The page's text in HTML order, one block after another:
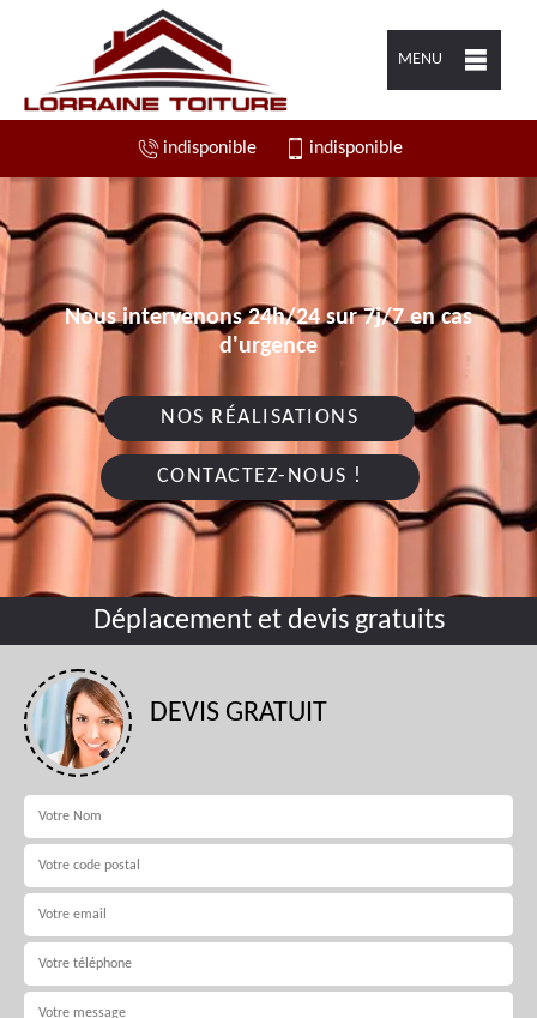
MENU
indisponible indisponible
Nous intervenons 24h/24 sur 7j/7 en cas
d'urgence
NOS RÉALISATIONS
CONTACTEZ-NOUS !
Déplacement et devis gratuits
DEVIS GRATUIT